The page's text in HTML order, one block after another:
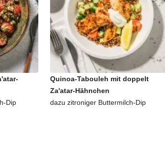
Dip
Quinoa-Tabouleh mit doppelt
Za'atar-Hähnchen
dazu zitroniger Buttermilch-Dip